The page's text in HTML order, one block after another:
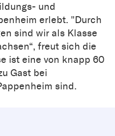
und
erlebt. "Durch
sind wir als Klasse
freut sich die
ist eine von knapp 60
Gast bei
sind.